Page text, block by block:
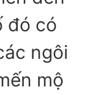
đó có
ngôi
mộ